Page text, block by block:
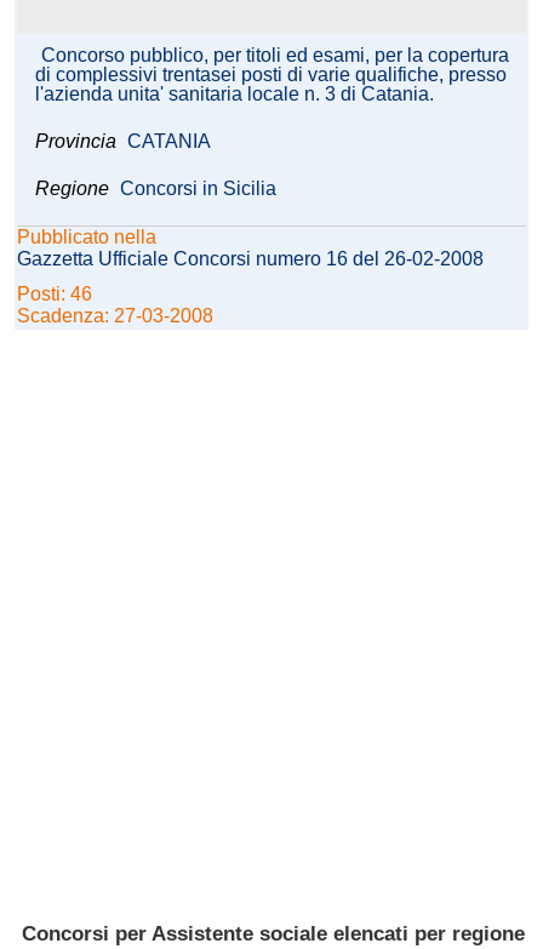
Concorso pubblico, per titoli ed esami, per la copertura
di complessivi trentasei posti di varie qualifiche, presso
l'azienda unita' sanitaria locale n. 3 di Catania.
Provincia CATANIA
Regione Concorsi in Sicilia
Pubblicato nella
Gazzetta Ufficiale Concorsi numero 16 del 26-02-2008
Posti: 46
Scadenza: 27-03-2008
Concorsi per Assistente sociale elencati per regione